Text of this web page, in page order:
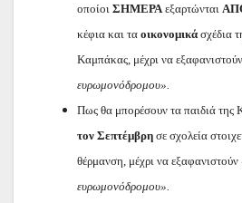
οποίοι ΣΗΜΕΡΑ εξαρτώνται
κέφια και τα οικονομικά σχέδια
Καμπάκας, μέχρι να εξαφανιστούν
ευρωμονόδρομου».
Πως θα μπορέσουν τα παιδιά της
τον Σεπτέμβρη σε σχολεία
θέρμανση, μέχρι να εξαφανιστούν
ευρωμονόδρομου».